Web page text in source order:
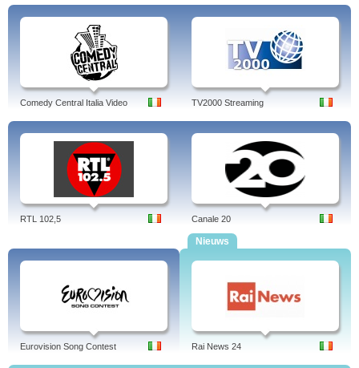
Comedy Central Italia Video TV2000 Streaming
RTL 102,5 Canale 20
Eurovision Song Contest
Nieuws
Rai News 24